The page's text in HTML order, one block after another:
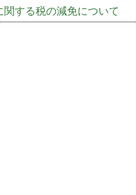
する税の減免について